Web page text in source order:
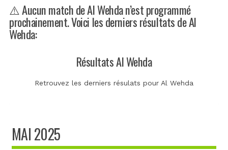
⚠️ Aucun match de Al Wehda n’est programmé
prochainement. Voici les derniers résultats de Al
Wehda:
Résultats Al Wehda
Retrouvez les derniers résulats pour Al Wehda
MAI 2025